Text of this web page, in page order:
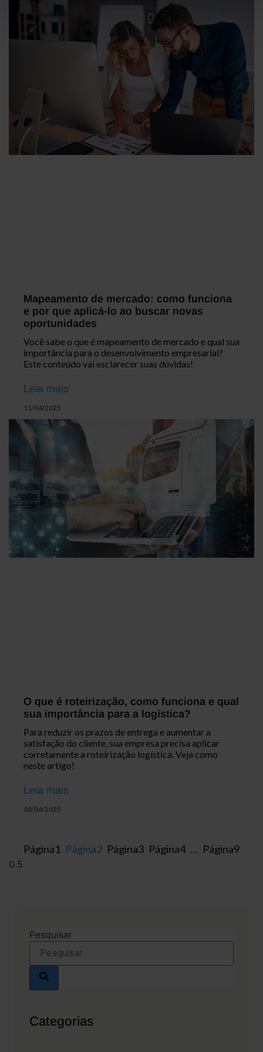
Mapeamento de mercado: como funciona
e por que aplicá-lo ao buscar novas
oportunidades
Você sabe o que é mapeamento de mercado e qual sua
importância para o desenvolvimento empresarial?
Este conteúdo vai esclarecer suas dúvidas!
Leia mais
11/04/2025
O que é roteirização, como funciona e qual
sua importância para a logística?
Para reduzir os prazos de entrega e aumentar a
satisfação do cliente, sua empresa precisa aplicar
corretamente a roteirização logística. Veja como
neste artigo!
Leia mais
08/04/2025
Página1 Página2 Página3 Página4 … Página9
Pesquisar
Categorias